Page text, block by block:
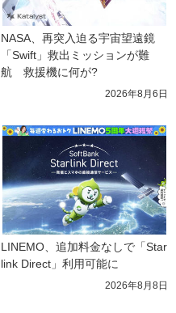
NASA、再突入迫る宇宙望遠鏡
「Swift」救出ミッションが難
航　救援機に何が?
2026年8月6日
LINEMO、追加料金なしで「Star
link Direct」利用可能に
2026年8月8日